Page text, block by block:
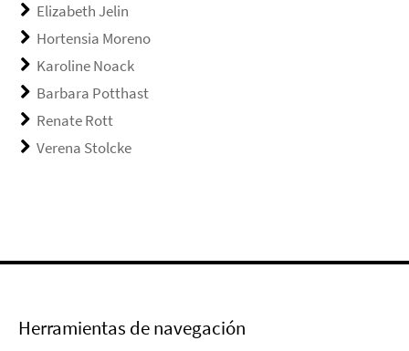
Elizabeth Jelin
Hortensia Moreno
Karoline Noack
Barbara Potthast
Renate Rott
Verena Stolcke
Herramientas de navegación